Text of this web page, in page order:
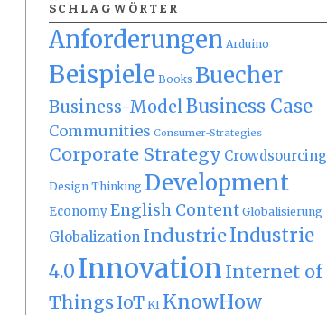
SCHLAGWÖRTER
Anforderungen Arduino
Beispiele Books Buecher
Business-Model Business Case
Communities Consumer-Strategies
Corporate Strategy Crowdsourcing
Design Thinking Development
EconomyEnglish Content Globalisierung
Globalization IndustrieIndustrie
4.0Innovation Internet of
ThingsIoT KI KnowHow